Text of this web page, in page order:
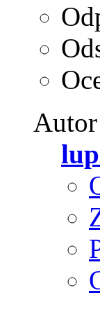
Autor